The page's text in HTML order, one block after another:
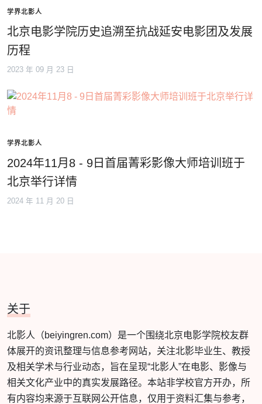
学界北影人
北京电影学院历史追溯至抗战延安电影团及发展
历程
2023 年 09 月 23 日
学界北影人
2024年11月8 - 9日首届菁彩影像大师培训班于
北京举行详情
2024 年 11 月 20 日
关于
北影人（beiyingren.com）是一个围绕北京电影学院校友群
体展开的资讯整理与信息参考网站，关注北影毕业生、教授
及相关学术与行业动态，旨在呈现“北影人”在电影、影像与
相关文化产业中的真实发展路径。本站非学校官方开办，所
有内容均来源于互联网公开信息，仅用于资料汇集与参考，